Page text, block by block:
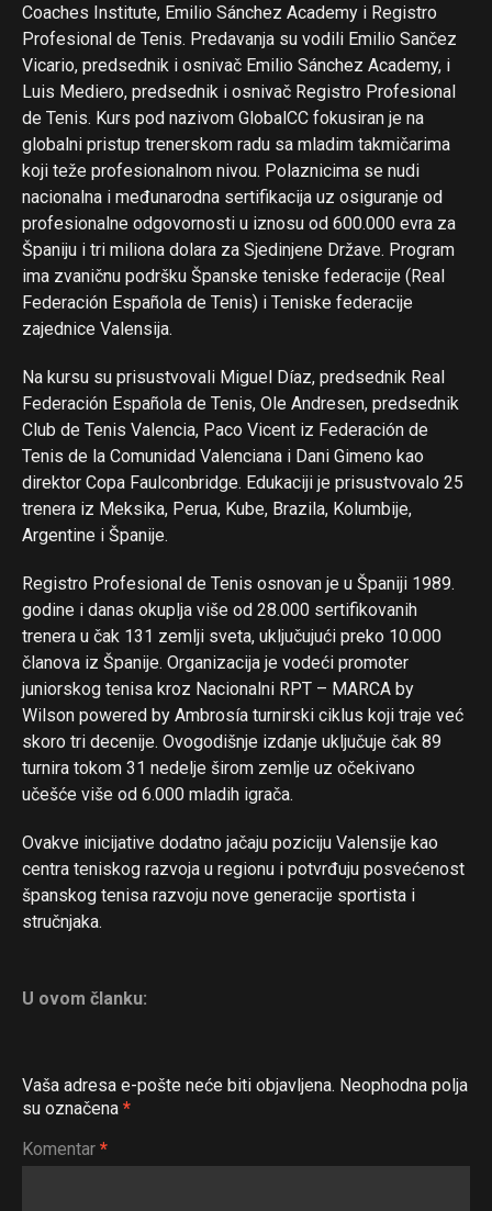
Coaches Institute, Emilio Sánchez Academy i Registro
Profesional de Tenis. Predavanja su vodili Emilio Sančez
Vicario, predsednik i osnivač Emilio Sánchez Academy, i
Luis Mediero, predsednik i osnivač Registro Profesional
de Tenis. Kurs pod nazivom GlobalCC fokusiran je na
globalni pristup trenerskom radu sa mladim takmičarima
koji teže profesionalnom nivou. Polaznicima se nudi
nacionalna i međunarodna sertifikacija uz osiguranje od
profesionalne odgovornosti u iznosu od 600.000 evra za
Španiju i tri miliona dolara za Sjedinjene Države. Program
ima zvaničnu podršku Španske teniske federacije (Real
Federación Española de Tenis) i Teniske federacije
zajednice Valensija.
Na kursu su prisustvovali Miguel Díaz, predsednik Real
Federación Española de Tenis, Ole Andresen, predsednik
Club de Tenis Valencia, Paco Vicent iz Federación de
Tenis de la Comunidad Valenciana i Dani Gimeno kao
direktor Copa Faulconbridge. Edukaciji je prisustvovalo 25
trenera iz Meksika, Perua, Kube, Brazila, Kolumbije,
Argentine i Španije.
Registro Profesional de Tenis osnovan je u Španiji 1989.
godine i danas okuplja više od 28.000 sertifikovanih
trenera u čak 131 zemlji sveta, uključujući preko 10.000
članova iz Španije. Organizacija je vodeći promoter
juniorskog tenisa kroz Nacionalni RPT – MARCA by
Wilson powered by Ambrosía turnirski ciklus koji traje već
skoro tri decenije. Ovogodišnje izdanje uključuje čak 89
turnira tokom 31 nedelje širom zemlje uz očekivano
učešće više od 6.000 mladih igrača.
Ovakve inicijative dodatno jačaju poziciju Valensije kao
centra teniskog razvoja u regionu i potvrđuju posvećenost
španskog tenisa razvoju nove generacije sportista i
stručnjaka.
U ovom članku:
Vaša adresa e-pošte neće biti objavljena. Neophodna polja
su označena *
Komentar *